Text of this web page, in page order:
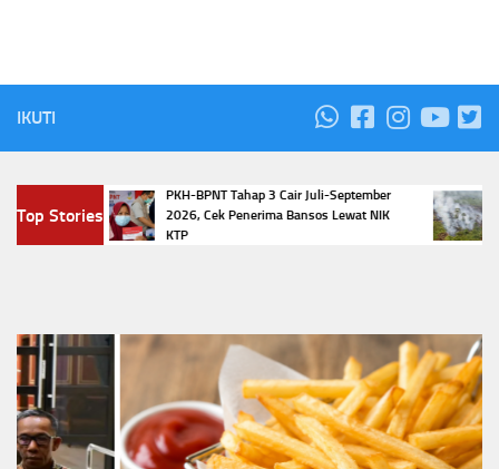
IKUTI
Top Stories
PKH-BPNT Tahap 3 Cair Juli-September
2026, Cek Penerima Bansos Lewat NIK
KTP
15